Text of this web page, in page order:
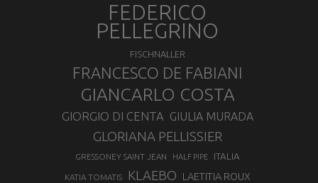
FEDERICO
PELLEGRINO
FISCHNALLER
FRANCESCO DE FABIANI
GIANCARLO COSTA
GIORGIO DI CENTA GIULIA MURADA
GLORIANA PELLISSIER
GRESSONEY SAINT JEAN HALF PIPE ITALIA
KATIA TOMATIS KLAEBO LAETITIA ROUX